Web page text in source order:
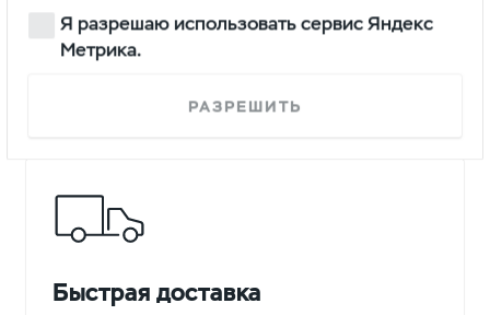
Низкие цены
Выгодные предложения на продукцию
контрактов с эксклюзивными ценами
Быстрая доставка
Я разрешаю использовать сервис Яндекс
Метрика.
РАЗРЕШИТЬ